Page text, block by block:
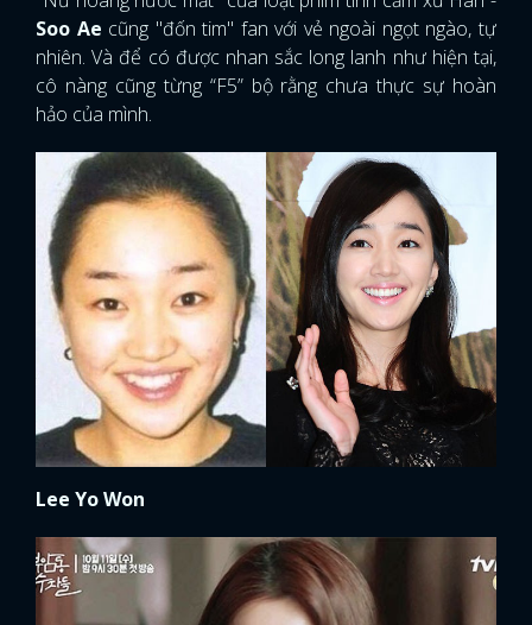
Soo Ae cũng "đốn tim" fan với vẻ ngoài ngọt ngào, tự
nhiên. Và để có được nhan sắc long lanh như hiện tại,
cô nàng cũng từng “F5” bộ rằng chưa thực sự hoàn
hảo của mình.
Lee Yo Won